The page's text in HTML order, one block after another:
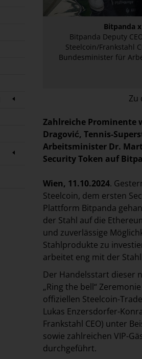
Bitpanda
Bitpanda Deputy
Steelcoin/Frankstahl
Bundesminister für
Zu
Zahlreiche Prominente
Dragović, Tennis-
Arbeitsminister Dr.
Security Token auf
Wien, 11.10.2024.
Steelcoin, dem ersten
Plattform Bitpanda
der Stahl auf die
und zuverlässige
Stahlprodukte zu
arbeitet eng mit der
Der Handelsstart dieser
„Ring the bell“
offiziellen Steelcoin-
Lukas Enzersdorfer-
Frankstahl CEO) unter
sowie zahlreichen VIP-
durchgeführt.